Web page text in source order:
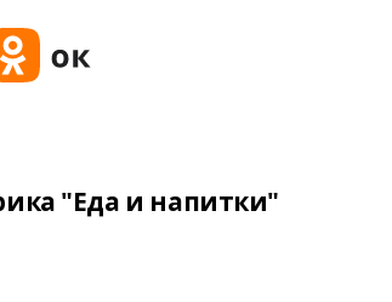
"Еда и напитки"